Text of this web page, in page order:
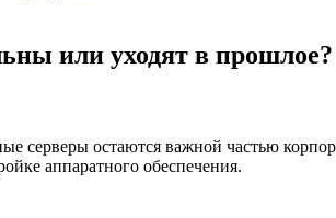
или уходят в прошлое?
серверы остаются важной частью
аппаратного обеспечения.